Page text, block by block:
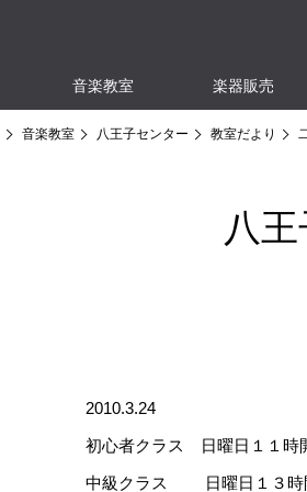
音楽教室 楽器販売
音楽教室 八王子センター 教室だより
八
2010.3.24
初心者クラス 日曜日１１時
中級クラス 日曜日１３時